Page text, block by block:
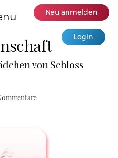
Neu anmelden
Login
von Schloss